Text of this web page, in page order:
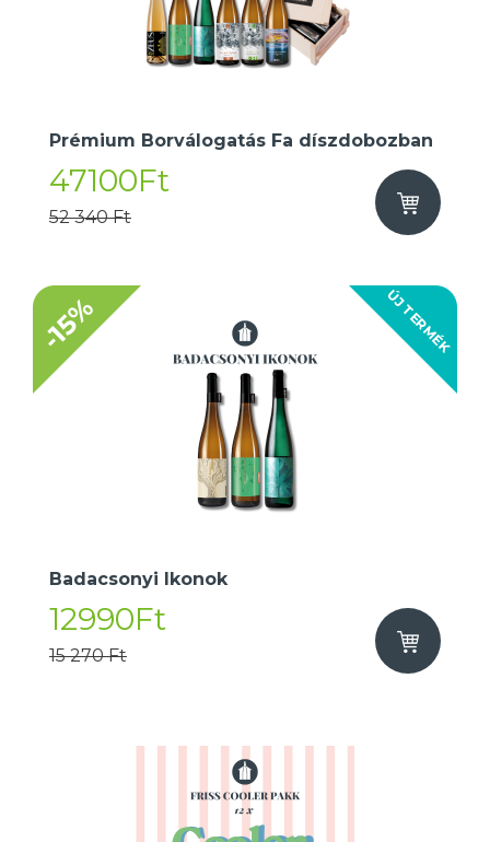
Prémium Borválogatás Fa díszdobozban
47100Ft
52 340 Ft
ÚJ TERMÉK
-15%
Badacsonyi Ikonok
12990Ft
15 270 Ft